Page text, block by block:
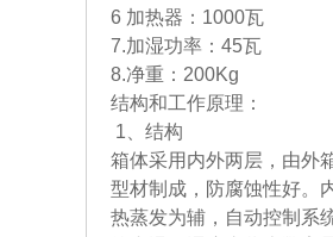
6 加热器：1000瓦
7.加湿功率：45瓦
8.净重：200Kg
结构和工作原理：
1、结构
箱体采用内外两层，由外
型材制成，防腐蚀性好。
热蒸发为辅，自动控制系